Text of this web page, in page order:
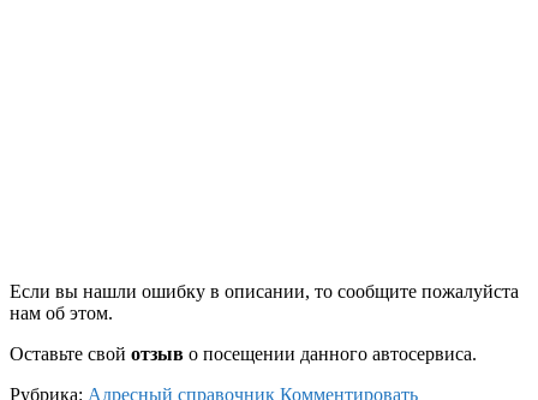
Если вы нашли ошибку в описании, то сообщите пожалуйста
нам об этом.
Оставьте свой отзыв о посещении данного автосервиса.
Рубрика: Адресный справочник Комментировать